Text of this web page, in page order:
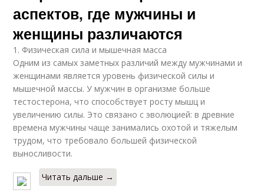
аспектов, где мужчины и
женщины различаются
1. Физическая сила и мышечная масса
Одним из самых заметных различий между мужчинами и
женщинами является уровень физической силы и
мышечной массы. У мужчин в организме больше
тестостерона, что способствует росту мышц и
увеличению силы. Это связано с эволюцией: в древние
времена мужчины чаще занимались охотой и тяжелым
трудом, что требовало большей физической
выносливости.
Читать дальше →